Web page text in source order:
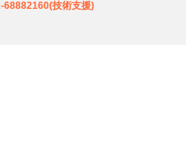
68882160(技術支援)